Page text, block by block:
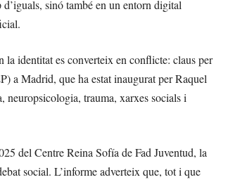
sinó també en un entorn digital
identitat es converteix en conflicte: claus per
a Madrid, que ha estat inaugurat per Raquel
neuropsicologia, trauma, xarxes socials i
del Centre Reina Sofía de Fad Juventud, la
social. L’informe adverteix que, tot i que